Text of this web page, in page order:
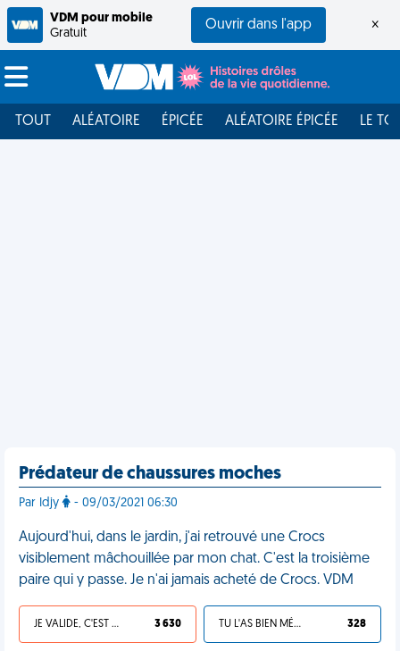
VDM pour mobile
Gratuit
Ouvrir dans l'app ×
TOUT ALÉATOIRE ÉPICÉE ALÉATOIRE ÉPICÉE LE
Prédateur de chaussures moches
Par Idjy - 09/03/2021 06:30
Aujourd'hui, dans le jardin, j'ai retrouvé une Crocs
visiblement mâchouillée par mon chat. C'est la troisième
paire qui y passe. Je n'ai jamais acheté de Crocs. VDM
JE VALIDE, C'EST UNE VDM 3 630 TU L'AS BIEN MÉRITÉ 328